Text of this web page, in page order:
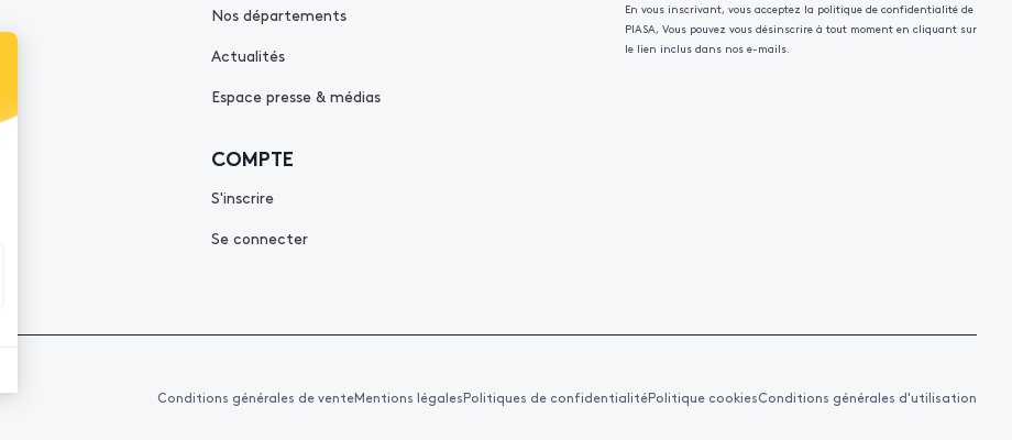
Nos départements
Actualités
Espace presse & médias
COMPTE
S'inscrire
Se connecter
En vous inscrivant, vous acceptez la politique de confidentialité de
PIASA, Vous pouvez vous désinscrire à tout moment en cliquant sur
le lien inclus dans nos e-mails.
Conditions générales de venteMentions légalesPolitiques de confidentialitéPolitique cookiesConditions générales d'utilisation